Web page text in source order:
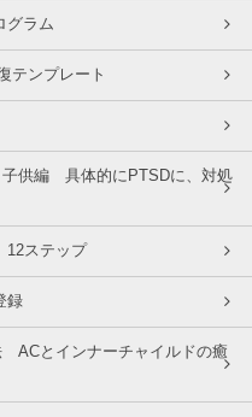
グラム
テンプレート
子供編 具体的にPTSDに、対処
ステップ
録
ACとインナーチャイルドの癒